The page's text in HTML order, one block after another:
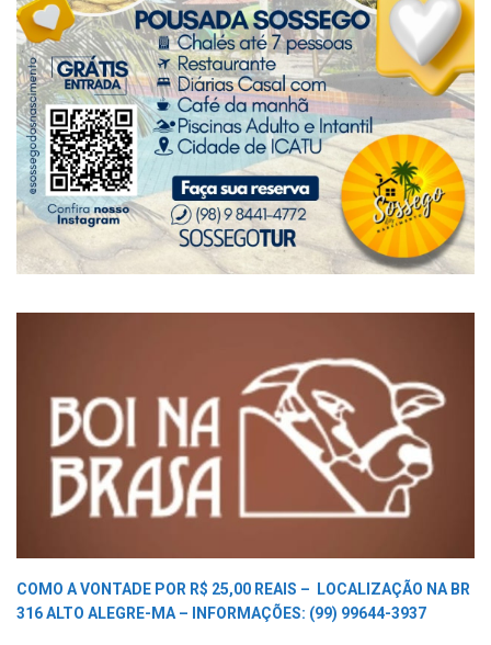
COMO A VONTADE POR R$ 25,00 REAIS –
LOCALIZAÇÃO NA BR
316 ALTO ALEGRE-MA –
INFORMAÇÕES: (99) 99644-3937